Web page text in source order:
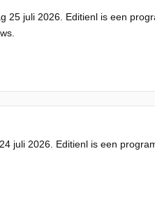
25 juli 2026. Editienl is een
juli 2026. Editienl is een